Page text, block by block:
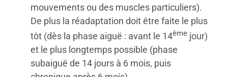
mouvements ou des muscles particuliers).
De plus la réadaptation doit être faite le plus
tôt (dès la phase aiguë : avant le 14ème jour)
et le plus longtemps possible (phase
subaiguë de 14 jours à 6 mois, puis